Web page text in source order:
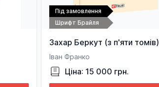
Шрифт Брайля
Під замовлення
Захар Беркут (з п'яти томів)
Іван Франко
Ціна: 15 000 грн.